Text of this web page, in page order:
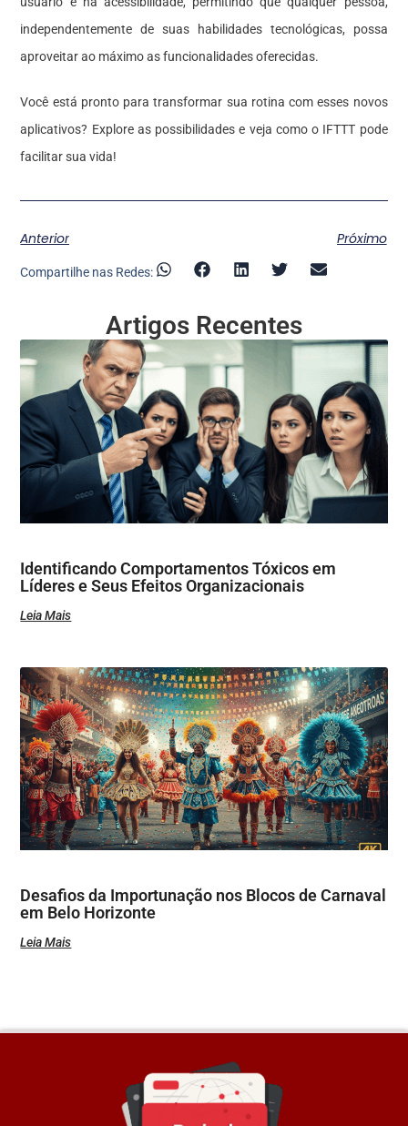
independentemente de suas habilidades tecnológicas, possa
aproveitar ao máximo as funcionalidades oferecidas.
Você está pronto para transformar sua rotina com esses novos
aplicativos? Explore as possibilidades e veja como o IFTTT pode
facilitar sua vida!
Anterior Próximo
Compartilhe nas Redes:
Artigos Recentes
Identificando Comportamentos Tóxicos em
Líderes e Seus Efeitos Organizacionais
Leia Mais
Desafios da Importunação nos Blocos de Carnaval
em Belo Horizonte
Leia Mais